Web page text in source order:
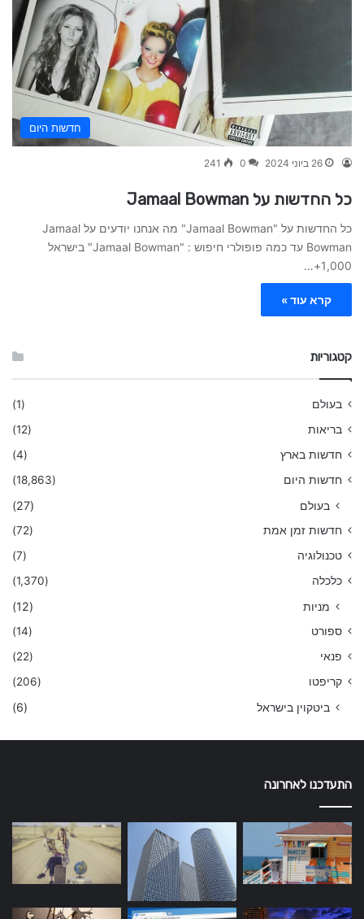
חדשות היום
26 ביוני 2024 0
241
כל החדשות על Jamaal Bowman
כל החדשות על "Jamaal Bowman" מה אנחנו יודעים על Jamaal
Bowman עד כמה פופולרי חיפוש : "Jamaal Bowman" בישראל
1,000+…
קרא עוד »
קטגוריות
בעולם
(1)
בריאות
(12)
חדשות בארץ
(4)
חדשות היום
(18,863)
בעולם (27)
חדשות זמן אמת
(72)
טכנולוגיה
(7)
כלכלה
(1,370)
מניות (12)
ספורט
(14)
פנאי
(22)
קריפטו
(206)
ביטקוין בישראל (6)
התעדכנו לאחרונה